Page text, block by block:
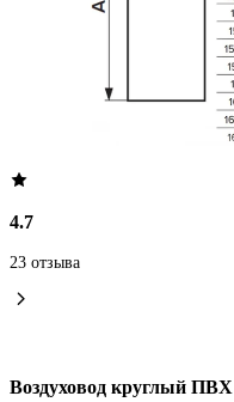
4.7
23 отзыва
Воздуховод круглый